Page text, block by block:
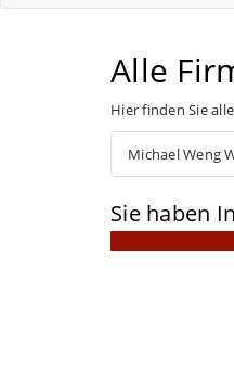
Alle
Hier finden Sie
Michael Weng
Sie haben